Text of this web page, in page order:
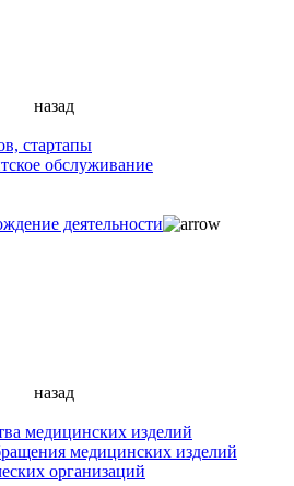
назад
стартапы
обслуживание
деятельности
назад
медицинских изделий
медицинских изделий
организаций